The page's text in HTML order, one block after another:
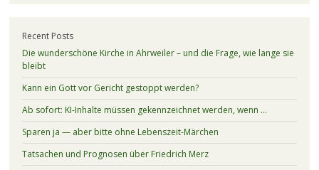
Recent Posts
Die wunderschöne Kirche in Ahrweiler – und die Frage, wie lange sie
bleibt
Kann ein Gott vor Gericht gestoppt werden?
Ab sofort: KI-Inhalte müssen gekennzeichnet werden, wenn …
Sparen ja — aber bitte ohne Lebenszeit-Märchen
Tatsachen und Prognosen über Friedrich Merz